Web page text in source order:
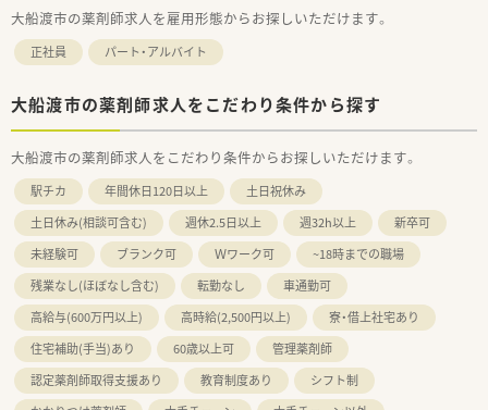
大船渡市の薬剤師求人を雇用形態からお探しいただけます。
正社員 パート・アルバイト
大船渡市の薬剤師求人をこだわり条件から探す
大船渡市の薬剤師求人をこだわり条件からお探しいただけます。
駅チカ 年間休日120日以上
土日祝休み
土日休み(相談可含む)
週休2.5日以上 週32h以上
新卒可
未経験可
ブランク可 Ｗワーク可
~18時までの職場
残業なし(ほぼなし含む)
転勤なし
車通勤可
高給与(600万円以上)
高時給(2,500円以上)
寮・借上社宅あり
住宅補助(手当)あり
60歳以上可
管理薬剤師
認定薬剤師取得支援あり
教育制度あり
シフト制